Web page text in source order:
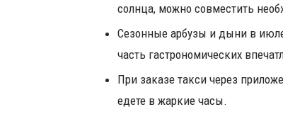
солнца, можно совместить
Сезонные арбузы и дыни в
часть гастрономических
При заказе такси через
едете в жаркие часы.